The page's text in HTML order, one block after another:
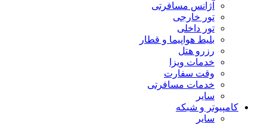
آژانس مسافرتی
تور خارجی
تور داخلی
بلیط هواپیما و قطار
رزرو هتل
خدمات ویزا
وقت سفارت
خدمات مسافرتی
سایر
کامپیوتر و شبکه
سایر